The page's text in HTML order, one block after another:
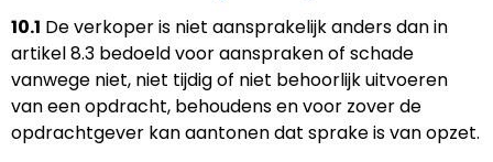
10.1 De verkoper is niet aansprakelijk anders dan in
artikel 8.3 bedoeld voor aanspraken of schade
vanwege niet, niet tijdig of niet behoorlijk uitvoeren
van een opdracht, behoudens en voor zover de
opdrachtgever kan aantonen dat sprake is van opzet.